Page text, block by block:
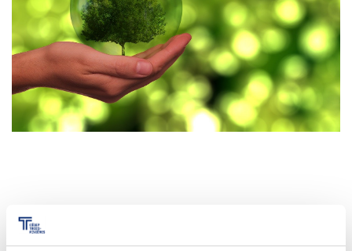
Guichet des requêtes
Portail CégepTR
Intranet du personnel
Bottin du personnel